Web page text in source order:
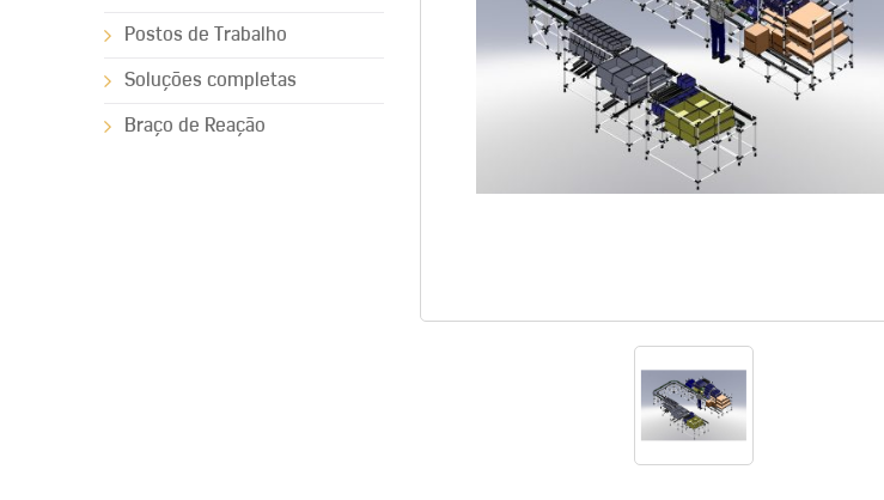
Postos de Trabalho
Soluções completas
Braço de Reação